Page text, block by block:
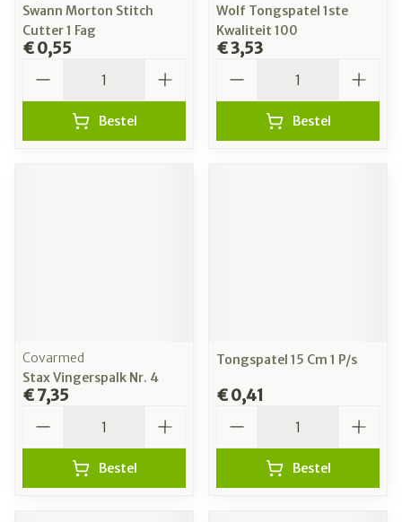
Swann Morton Stitch
Cutter 1 Fag
€ 0,55
Bestel
Wolf Tongspatel 1ste
Kwaliteit 100
€ 3,53
Bestel
Covarmed
Stax Vingerspalk Nr. 4
€ 7,35
Bestel
Tongspatel 15 Cm 1 P/s
€ 0,41
Bestel